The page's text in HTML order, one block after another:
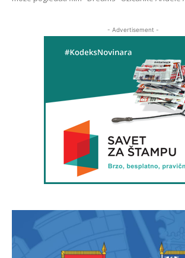
- Advertisement -